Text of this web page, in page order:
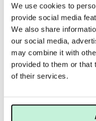
We use cookies to
provide social media
We also share
our social media,
may combine it with
provided to them or that
of their services.
Använd den bredaste
Glaze över mitten på
applikatorn och fortsätt
För intensivare
och/eller läppstift från